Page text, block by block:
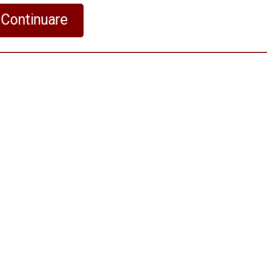
Continuareabout
AU
FOST